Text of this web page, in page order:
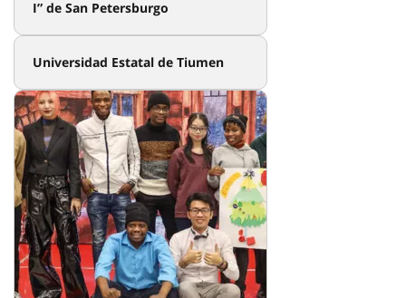
I” de San Petersburgo
Universidad Estatal de Tiumen